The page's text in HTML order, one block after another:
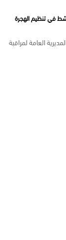
في تنظيم الهجرة
العامة لمراقبة